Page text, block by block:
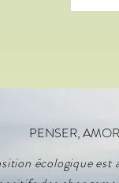
PENSER,
écologique